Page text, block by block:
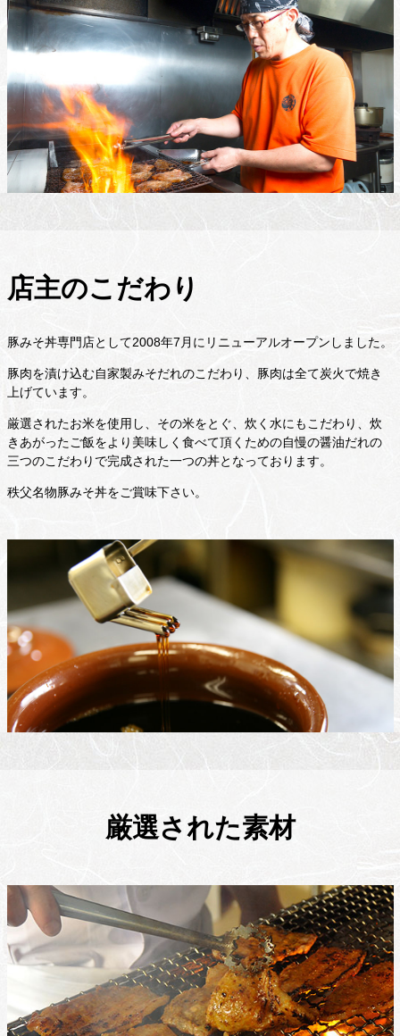
店主のこだわり
豚みそ丼専門店として2008年7月にリニューアルオープンしました。
豚肉を漬け込む自家製みそだれのこだわり、豚肉は全て炭火で焼き
上げています。
厳選されたお米を使用し、その米をとぐ、炊く水にもこだわり、炊
きあがったご飯をより美味しく食べて頂くための自慢の醤油だれの
三つのこだわりで完成された一つの丼となっております。
秩父名物豚みそ丼をご賞味下さい。
厳選された素材